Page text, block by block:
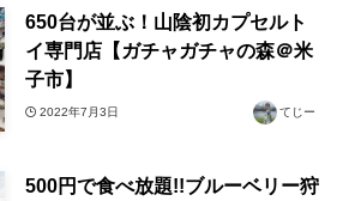
650台が並ぶ！山陰初カプセルト
イ専門店【ガチャガチャの森＠米
子市】
2022年7月3日 てじー
500円で食べ放題!!ブルーベリー狩